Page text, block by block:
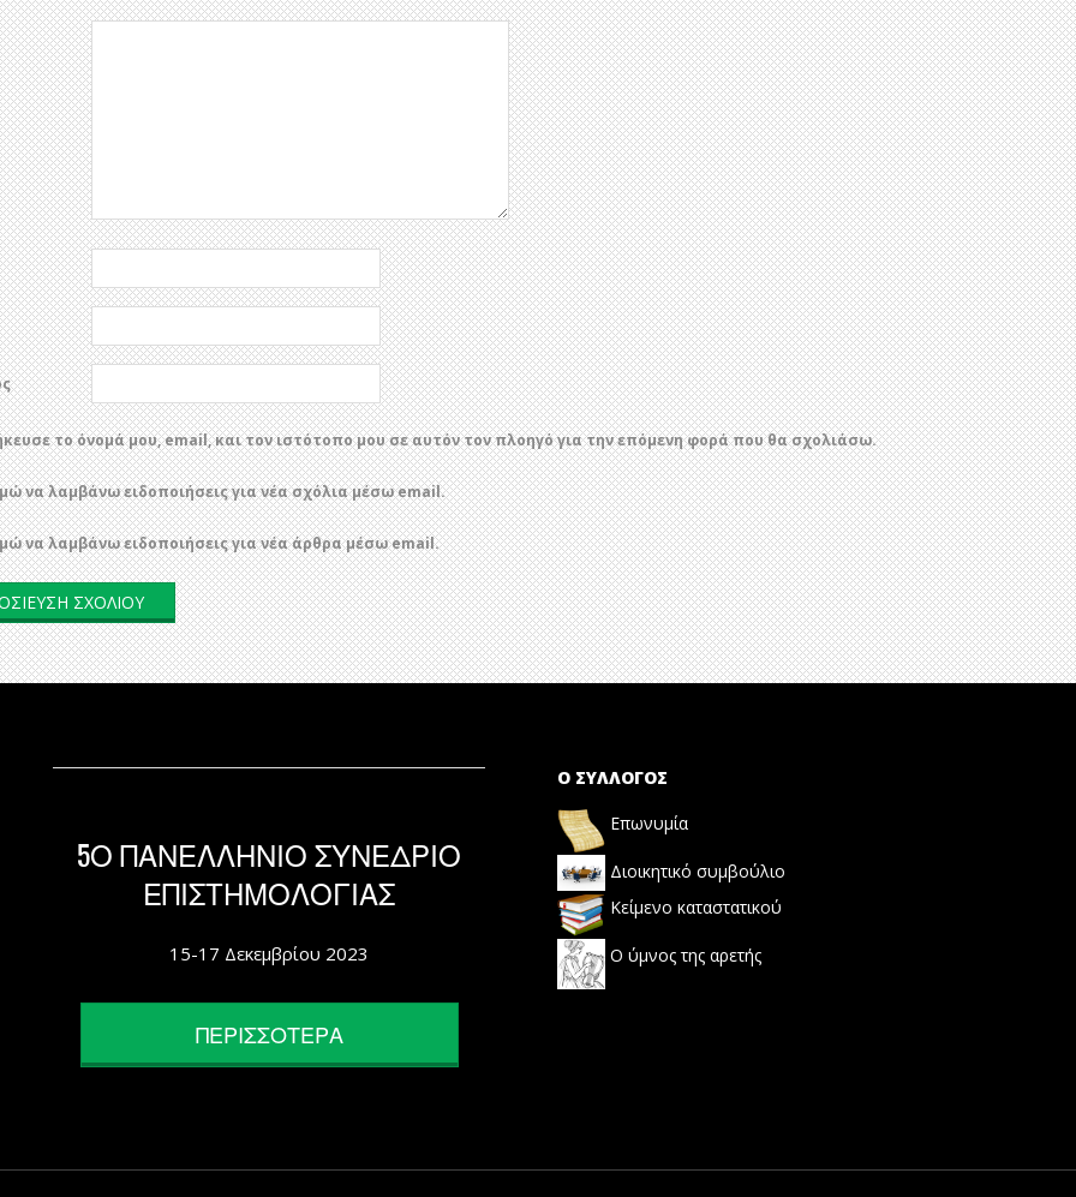
το όνομά μου, email, και τον ιστότοπο μου σε αυτόν τον πλοηγό για την επόμενη φορά που θα σχολιάσω.
να λαμβάνω ειδοποιήσεις για νέα σχόλια μέσω email.
να λαμβάνω ειδοποιήσεις για νέα άρθρα μέσω email.
5Ο ΠΑΝΕΛΛΗΝΙΟ ΣΥΝΕΔΡΙΟ
ΕΠΙΣΤΗΜΟΛΟΓΙΑΣ
15-17 Δεκεμβρίου 2023
ΠΕΡΙΣΣΟΤΕΡΑ
Ο ΣΥΛΛΟΓΟΣ
Επωνυμία
Διοικητικό συμβούλιο
Κείμενο καταστατικού
Ο ύμνος της αρετής